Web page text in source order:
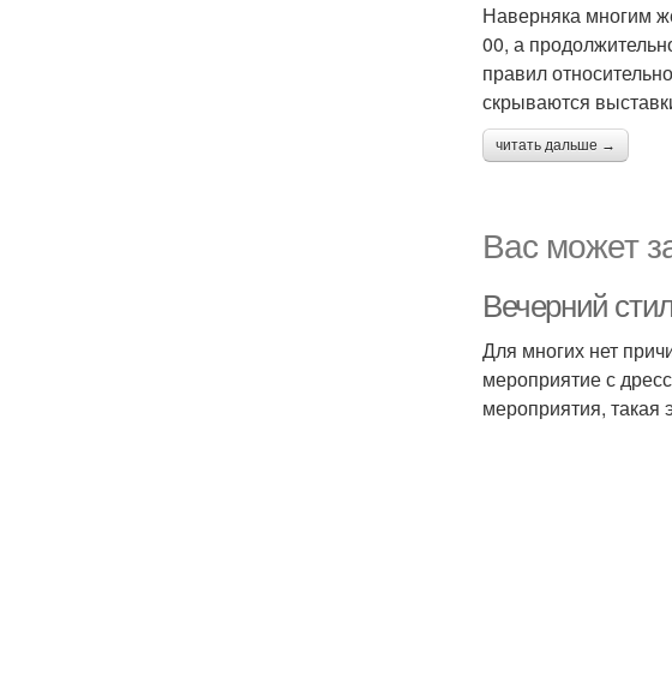
Наверняка многим
00, а
правил
скрываются
читать дальше →
Вас может
Вечерний
Для многих нет
мероприятие с
мероприятия, такая